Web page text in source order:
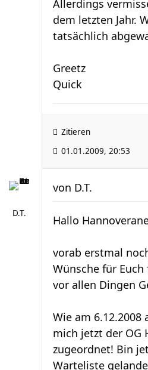
Allerdings
dem letzten Jahr.
tatsächlich
Greetz
Quick
Zitieren
01.01.2009, 20:53
D.T.
von D.T.
Hallo
vorab erstmal
Wünsche für Euch
vor allen Dingen
Wie am
mich jetzt der OG
zugeordnet! Bin
Warteliste